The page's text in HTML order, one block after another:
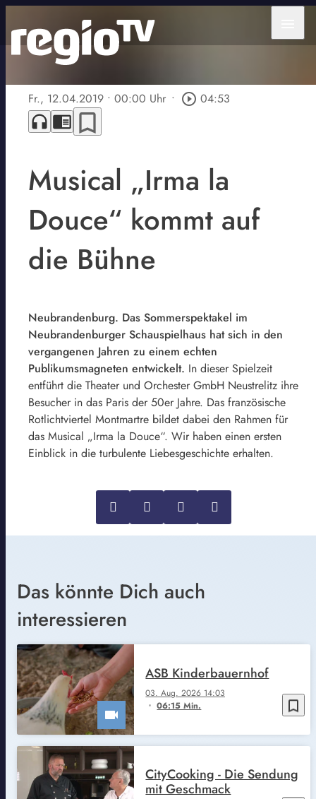
Fr., 12.04.2019 • 00:00 Uhr • play_circle_outline 04:53
headphones chrome_reader_mode bookmark_border
Musical „Irma la
Douce“ kommt auf
die Bühne
Neubrandenburg. Das Sommerspektakel im
Neubrandenburger Schauspielhaus hat sich in den
vergangenen Jahren zu einem echten
Publikumsmagneten entwickelt. In dieser Spielzeit
entführt die Theater und Orchester GmbH Neustrelitz ihre
Besucher in das Paris der 50er Jahre. Das französische
Rotlichtviertel Montmartre bildet dabei den Rahmen für
das Musical „Irma la Douce“. Wir haben einen ersten
Einblick in die turbulente Liebesgeschichte erhalten.
Das könnte Dich auch
interessieren
bookmark_border
03. Aug. 2026 14:03
06:15 Min.
ASB Kinderbauernhof
CityCooking - Die Sendung
mit Geschmack